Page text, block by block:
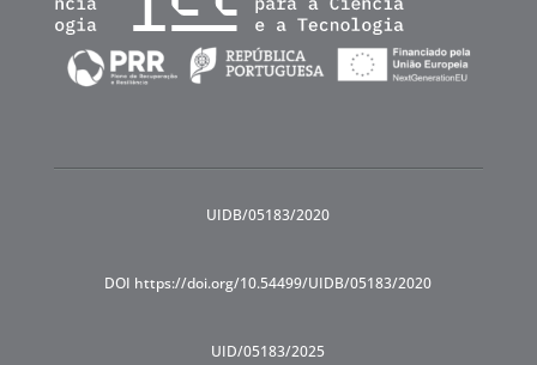
UIDB/05183/2020
DOI https://doi.org/10.54499/UIDB/05183/2020
UID/05183/2025